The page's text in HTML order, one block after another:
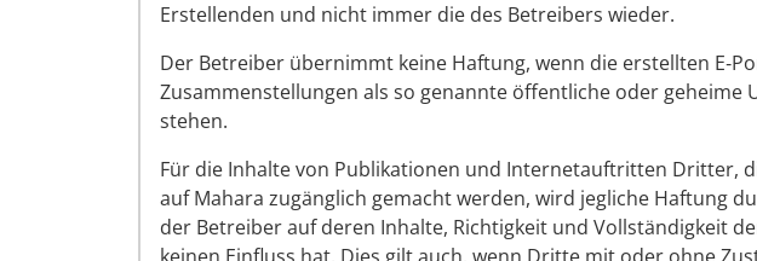
Erstellenden und nicht immer die des Betreibers wieder.
Der Betreiber übernimmt keine Haftung, wenn die erstellten
Zusammenstellungen als so genannte öffentliche oder geheime
stehen.
Für die Inhalte von Publikationen und Internetauftritten Dritter,
auf Mahara zugänglich gemacht werden, wird jegliche Haftung
der Betreiber auf deren Inhalte, Richtigkeit und Vollständigkeit